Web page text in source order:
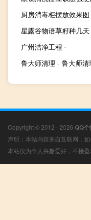
厨房消毒柜摆放效果
星露谷物语草籽种几天
广州洁净工程 -
鲁大师清理 - 鲁大师清
Copyright © 2012 - 2026 QQ
声明：本站内容来自互联网，
本站仅为个人兴趣爱好，不接